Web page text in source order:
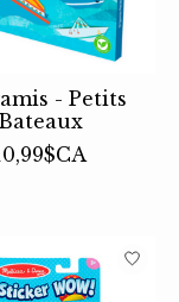
- Petits
Bateaux